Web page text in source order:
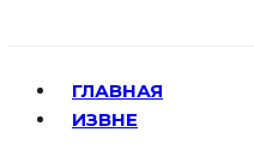
ГЛАВНАЯ
ИЗВНЕ